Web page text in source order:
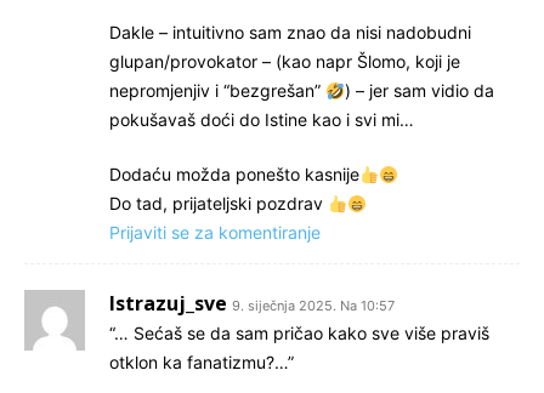
Dakle – intuitivno sam znao da nisi nadobudni
glupan/provokator – (kao napr Šlomo, koji je
nepromjenjiv i “bezgrešan”
) – jer sam vidio da
pokušavaš doći do Istine kao i svi mi…
Dodaću možda ponešto kasnije
Do tad, prijateljski pozdrav
Prijaviti se za komentiranje
Istrazuj_sve 9. siječnja 2025. Na 10:57
“… Sećaš se da sam pričao kako sve više praviš
otklon ka fanatizmu?…”